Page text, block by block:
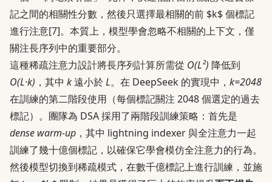
記之間的相關性分數，然後只選擇最相關的前 $k$ 個標記
進行注意[7]。本質上，模型學會忽略不相關的上下文，僅
關注長序列中的重要部分。
這種稀疏注意力設計將長序列計算所需從 O(L²) 降低到
O(L·k) ，其中 k遠小於L。在 DeepSeek 的實現中， k=2048
在訓練的第二階段使用（每個標記關注 2048 個選定的過去
標記）。團隊為 DSA 採用了兩階段訓練策略：首先是
dense warm-up ，其中 lightning indexer 與全注意力一起
訓練了幾十億個標記，以確保它學會模仿全注意力的行為。
然後模型切換到稀疏模式，在數千億標記上進行訓練，並施